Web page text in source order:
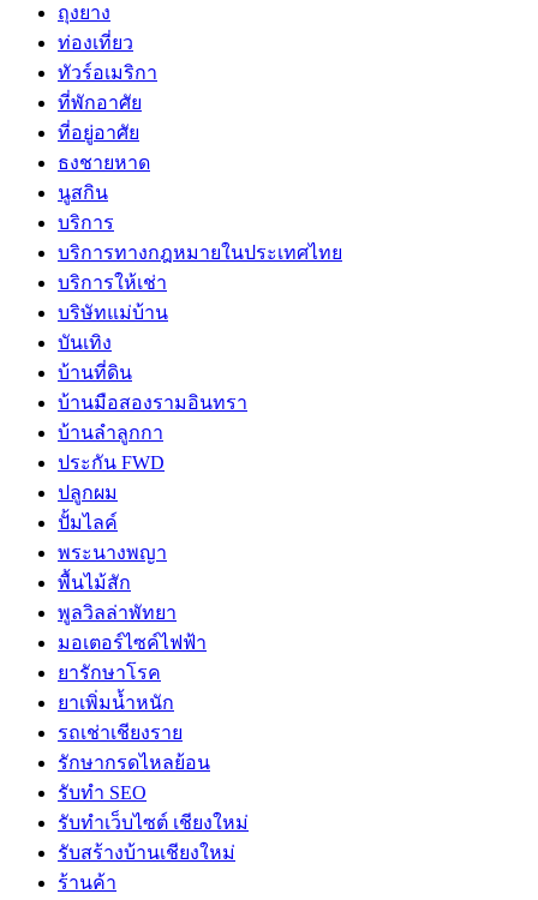
ถุงยาง
ท่องเที่ยว
ทัวร์อเมริกา
ที่พักอาศัย
ที่อยู่อาศัย
ธงชายหาด
นูสกิน
บริการ
บริการทางกฎหมายในประเทศไทย
บริการให้เช่า
บริษัทแม่บ้าน
บันเทิง
บ้านที่ดิน
บ้านมือสองรามอินทรา
บ้านลำลูกกา
ประกัน FWD
ปลูกผม
ปั้มไลค์
พระนางพญา
พื้นไม้สัก
พูลวิลล่าพัทยา
มอเตอร์ไซค์ไฟฟ้า
ยารักษาโรค
ยาเพิ่มน้ำหนัก
รถเช่าเชียงราย
รักษากรดไหลย้อน
รับทำ SEO
รับทำเว็บไซต์ เชียงใหม่
รับสร้างบ้านเชียงใหม่
ร้านค้า